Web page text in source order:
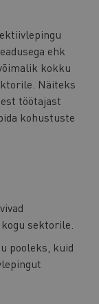
ehk
kokku
Näiteks
töötajast
kohustuste
sektorile.
pooleks, kuid